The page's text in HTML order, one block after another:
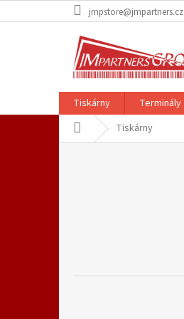
na
jmpstore@jmpartners.cz
Tiskárny Terminály
Domů Tiskárny